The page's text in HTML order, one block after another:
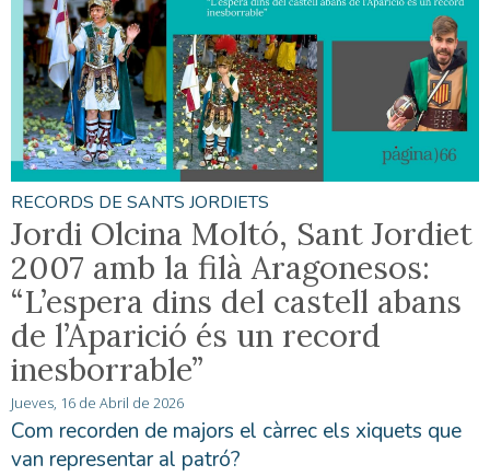
RECORDS DE SANTS JORDIETS
Jordi Olcina Moltó, Sant Jordiet
2007 amb la filà Aragonesos:
“L’espera dins del castell abans
de l’Aparició és un record
inesborrable”
Jueves, 16 de Abril de 2026
Com recorden de majors el càrrec els xiquets que
van representar al patró?